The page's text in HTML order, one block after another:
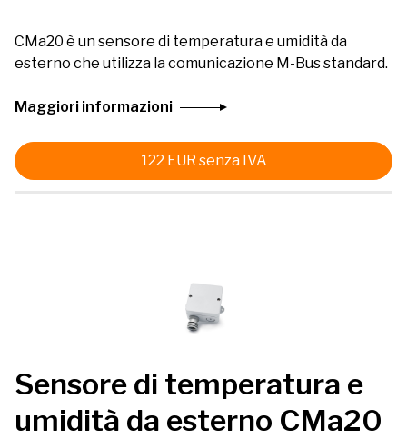
CMa20 è un sensore di temperatura e umidità da
esterno che utilizza la comunicazione M-Bus standard.
Maggiori informazioni
122 EUR senza IVA
Sensore di temperatura e
umidità da esterno CMa20